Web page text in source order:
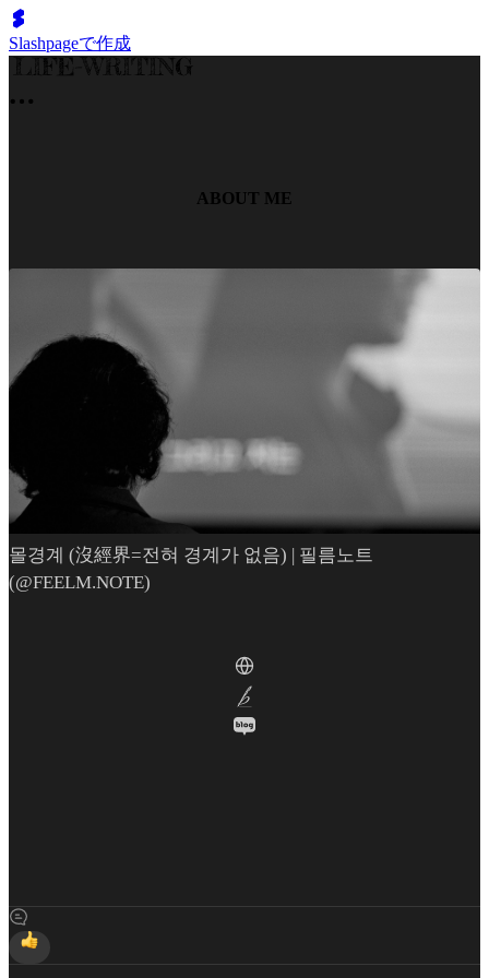
Slashpageで作成
ABOUT ME
몰경계 (沒經界=전혀 경계가 없음) | 필름노트
(@FEELM.NOTE)